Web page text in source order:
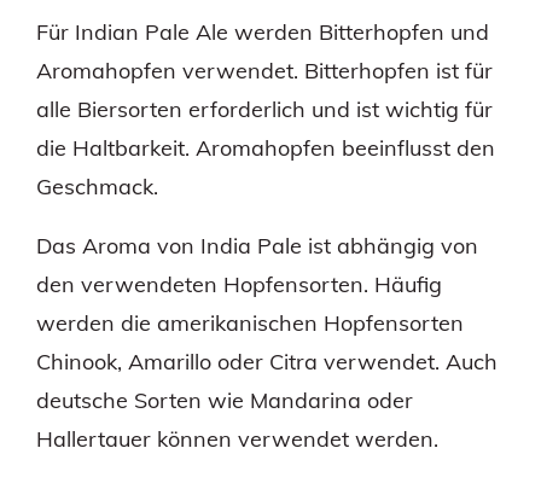
Für Indian Pale Ale werden Bitterhopfen und
Aromahopfen verwendet. Bitterhopfen ist für
alle Biersorten erforderlich und ist wichtig für
die Haltbarkeit. Aromahopfen beeinflusst den
Geschmack.
Das Aroma von India Pale ist abhängig von
den verwendeten Hopfensorten. Häufig
werden die amerikanischen Hopfensorten
Chinook, Amarillo oder Citra verwendet. Auch
deutsche Sorten wie Mandarina oder
Hallertauer können verwendet werden.